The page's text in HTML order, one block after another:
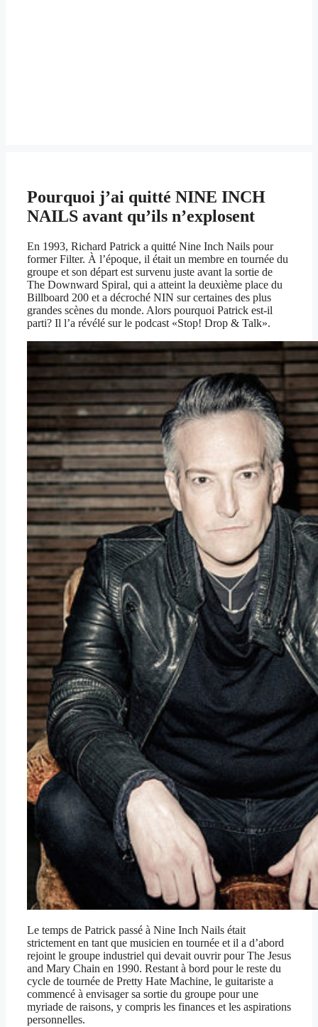
Pourquoi j’ai quitté NINE INCH
NAILS avant qu’ils n’explosent
En 1993, Richard Patrick a quitté Nine Inch Nails pour
former Filter. À l’époque, il était un membre en tournée du
groupe et son départ est survenu juste avant la sortie de
The Downward Spiral, qui a atteint la deuxième place du
Billboard 200 et a décroché NIN sur certaines des plus
grandes scènes du monde. Alors pourquoi Patrick est-il
parti? Il l’a révélé sur le podcast «Stop! Drop & Talk».
Le temps de Patrick passé à Nine Inch Nails était
strictement en tant que musicien en tournée et il a d’abord
rejoint le groupe industriel qui devait ouvrir pour The Jesus
and Mary Chain en 1990. Restant à bord pour le reste du
cycle de tournée de Pretty Hate Machine, le guitariste a
commencé à envisager sa sortie du groupe pour une
myriade de raisons, y compris les finances et les aspirations
personnelles.